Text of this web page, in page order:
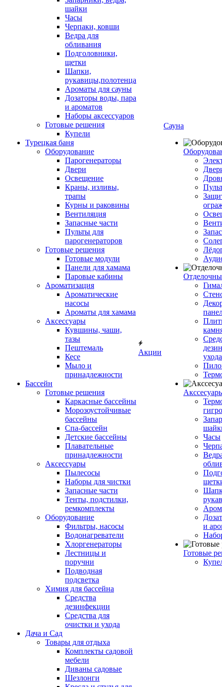
шайки
Часы
Черпаки, ковши
Ведра для
обливания
Подголовники,
щетки
Шапки,
рукавицы,полотенца
Ароматы для сауны
Дозаторы воды, пара
и ароматов
Наборы аксессуаров
Готовые решения
Купели
Турецкая баня
Оборудование
Парогенераторы
Двери
Освещение
Краны, изливы,
трапы
Курны и раковины
Вентиляция
Запасные части
Пульты для
парогенераторов
Готовые решения
Готовые модули
Панели для хамама
Паровые кабины
Ароматизация
Ароматические
насосы
Ароматы для хамама
Аксессуары
Кувшины, чаши,
тазы
Пештемаль
Кесе
Мыло и
принадлежности
Бассейн
Готовые решения
Каркасные бассейны
Морозоустойчивые
бассейны
Спа-бассейн
Детские бассейны
Плавательные
принадлежности
Аксессуары
Пылесосы
Наборы для чистки
Запасные части
Тенты, подстилки,
ремкомплекты
Оборудование
Фильтры, насосы
Водонагреватели
Хлоргенераторы
Лестницы и
поручни
Подводная
подсветка
Химия для бассейна
Средства
дезинфекции
Средства для
очистки и ухода
Дача и Сад
Товары для отдыха
Комплекты садовой
мебели
Диваны садовые
Шезлонги
Акции
Сауна
ухода
Часы
и
Готовые